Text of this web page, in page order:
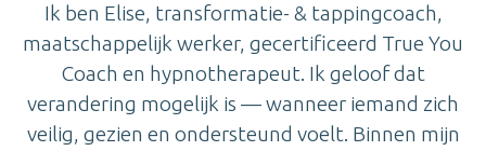
Ik ben Elise, transformatie- & tappingcoach,
maatschappelijk werker, gecertificeerd True You
Coach en hypnotherapeut. Ik geloof dat
verandering mogelijk is — wanneer iemand zich
veilig, gezien en ondersteund voelt. Binnen mijn